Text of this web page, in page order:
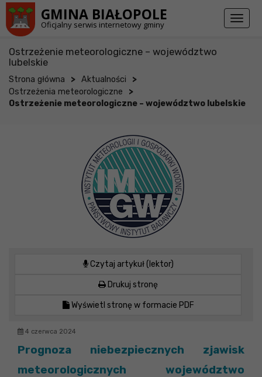
GMINA BIAŁOPOLE
Oficjalny serwis internetowy gminy
Toggle
Ostrzeżenie meteorologiczne – województwo
lubelskie
Strona główna > Aktualności >
Ostrzeżenia meteorologiczne >
Ostrzeżenie meteorologiczne – województwo lubelskie
Czytaj artykuł (lektor)
Drukuj stronę
Wyświetl stronę w formacie PDF
4 czerwca 2024
Prognoza niebezpiecznych zjawisk
meteorologicznych województwo